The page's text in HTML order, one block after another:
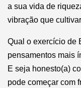
a sua vida de
vibração que
Qual o exercício de
pensamentos mais
E seja honesto(a)
pode começar com